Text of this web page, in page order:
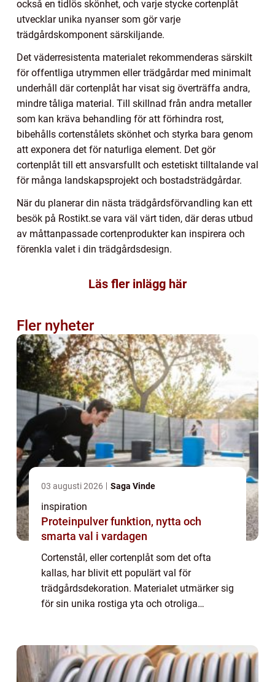
också en tidlös skönhet, och varje stycke cortenplåt
utvecklar unika nyanser som gör varje
trädgårdskomponent särskiljande.
Det väderresistenta materialet rekommenderas särskilt
för offentliga utrymmen eller trädgårdar med minimalt
underhåll där cortenplåt har visat sig överträffa andra,
mindre tåliga material. Till skillnad från andra metaller
som kan kräva behandling för att förhindra rost,
bibehålls cortenstålets skönhet och styrka bara genom
att exponera det för naturliga element. Det gör
cortenplåt till ett ansvarsfullt och estetiskt tilltalande val
för många landskapsprojekt och bostadsträdgårdar.
När du planerar din nästa trädgårdsförvandling kan ett
besök på Rostikt.se vara väl värt tiden, där deras utbud
av måttanpassade cortenprodukter kan inspirera och
förenkla valet i din trädgårdsdesign.
Läs fler inlägg här
Fler nyheter
03 augusti 2026 Saga Vinde
inspiration
Proteinpulver funktion, nytta och
smarta val i vardagen
Cortenstål, eller cortenplåt som det ofta
kallas, har blivit ett populärt val för
trädgårdsdekoration. Materialet utmärker sig
för sin unika rostiga yta och otroliga